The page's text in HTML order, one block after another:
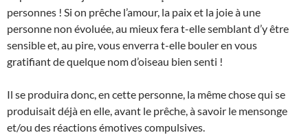
personnes ! Si on prêche l’amour, la paix et la joie à une
personne non évoluée, au mieux fera t-elle semblant d’y être
sensible et, au pire, vous enverra t-elle bouler en vous
gratifiant de quelque nom d’oiseau bien senti !
Il se produira donc, en cette personne, la même chose qui se
produisait déjà en elle, avant le prêche, à savoir le mensonge
et/ou des réactions émotives compulsives.